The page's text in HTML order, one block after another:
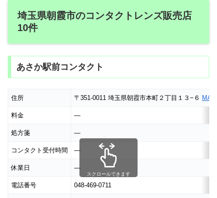
埼玉県朝霞市のコンタクトレンズ販売店
10件
あさか駅前コンタクト
住所 〒351-0011 埼玉県朝霞市本町２丁目１３−６ MAP
料金 ―
処方箋 ―
コンタクト受付時間 ―
休業日 ―
電話番号 048-469-0711
スクロールできます